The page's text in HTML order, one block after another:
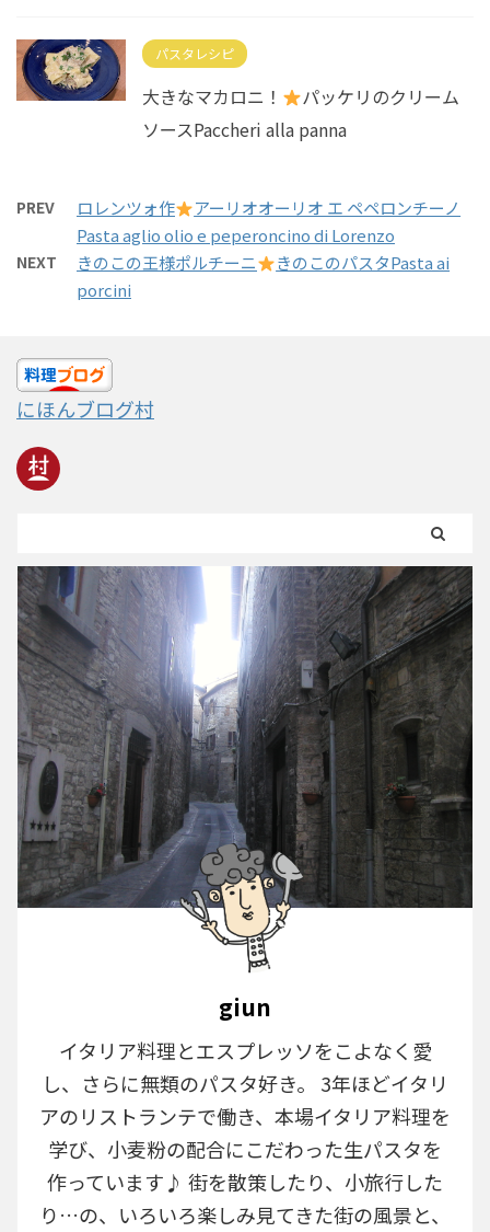
パスタレシピ
大きなマカロニ！
パッケリのクリーム
ソースPaccheri alla panna
PREV ロレンツォ作
アーリオオーリオ エ ペペロンチーノ
Pasta aglio olio e peperoncino di Lorenzo
NEXT きのこの王様ポルチーニ
きのこのパスタPasta ai
porcini
にほんブログ村
giun
イタリア料理とエスプレッソをこよなく愛
し、さらに無類のパスタ好き。 3年ほどイタリ
アのリストランテで働き、本場イタリア料理を
学び、小麦粉の配合にこだわった生パスタを
作っています♪ 街を散策したり、小旅行した
り…の、いろいろ楽しみ見てきた街の風景と、